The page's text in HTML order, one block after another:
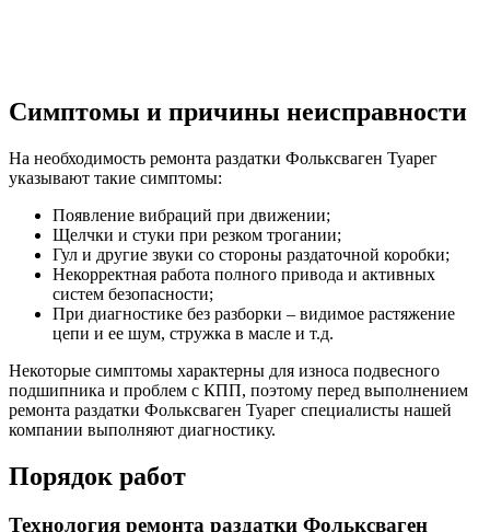
Симптомы и причины неисправности
На необходимость ремонта раздатки Фольксваген Туарег
указывают такие симптомы:
Появление вибраций при движении;
Щелчки и стуки при резком трогании;
Гул и другие звуки со стороны раздаточной коробки;
Некорректная работа полного привода и активных
систем безопасности;
При диагностике без разборки – видимое растяжение
цепи и ее шум, стружка в масле и т.д.
Некоторые симптомы характерны для износа подвесного
подшипника и проблем с КПП, поэтому перед выполнением
ремонта раздатки Фольксваген Туарег специалисты нашей
компании выполняют диагностику.
Порядок работ
Технология ремонта раздатки Фольксваген